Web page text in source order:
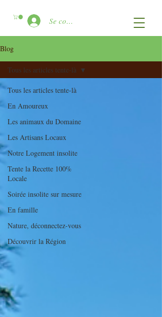
Se connecter
Blog
Tous les articles tente-là
En Amoureux
Les animaux du Domaine
Les Artisans Locaux
Notre Logement insolite
Tente la Recette 100%
Locale
Soirée insolite sur mesure
En famille
Nature, déconnectez-vous
Découvrir la Région
Tous les articles tente-là